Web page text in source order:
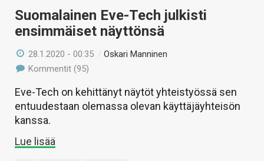
Suomalainen Eve-Tech julkisti
ensimmäiset näyttönsä
28.1.2020 - 00:35 /Oskari Manninen
Kommentit (95)
Eve-Tech on kehittänyt näytöt yhteistyössä sen
entuudestaan olemassa olevan käyttäjäyhteisön
kanssa.
Lue lisää